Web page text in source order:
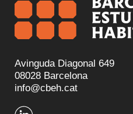
Avinguda Diagonal 649
08028 Barcelona
info@cbeh.cat